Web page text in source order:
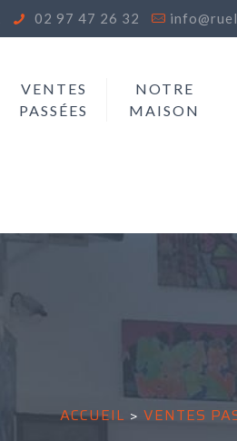
02 97 47 26 32
VENTES
PASSÉES
NOTRE
MAISON
ACCUEIL > VENTES